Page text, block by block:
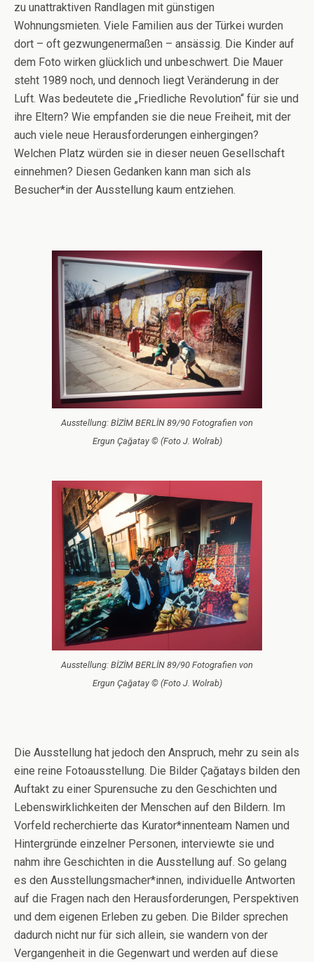
zu unattraktiven Randlagen mit günstigen
Wohnungsmieten. Viele Familien aus der Türkei wurden
dort – oft gezwungenermaßen – ansässig. Die Kinder auf
dem Foto wirken glücklich und unbeschwert. Die Mauer
steht 1989 noch, und dennoch liegt Veränderung in der
Luft. Was bedeutete die „Friedliche Revolution“ für sie und
ihre Eltern? Wie empfanden sie die neue Freiheit, mit der
auch viele neue Herausforderungen einhergingen?
Welchen Platz würden sie in dieser neuen Gesellschaft
einnehmen? Diesen Gedanken kann man sich als
Besucher*in der Ausstellung kaum entziehen.
Ausstellung: BİZİM BERLİN 89/90 Fotografien von
Ergun Çağatay © (Foto J. Wolrab)
Ausstellung: BİZİM BERLİN 89/90 Fotografien von
Ergun Çağatay © (Foto J. Wolrab)
Die Ausstellung hat jedoch den Anspruch, mehr zu sein als
eine reine Fotoausstellung. Die Bilder Çağatays bilden den
Auftakt zu einer Spurensuche zu den Geschichten und
Lebenswirklichkeiten der Menschen auf den Bildern. Im
Vorfeld recherchierte das Kurator*innenteam Namen und
Hintergründe einzelner Personen, interviewte sie und
nahm ihre Geschichten in die Ausstellung auf. So gelang
es den Ausstellungsmacher*innen, individuelle Antworten
auf die Fragen nach den Herausforderungen, Perspektiven
und dem eigenen Erleben zu geben. Die Bilder sprechen
dadurch nicht nur für sich allein, sie wandern von der
Vergangenheit in die Gegenwart und werden auf diese